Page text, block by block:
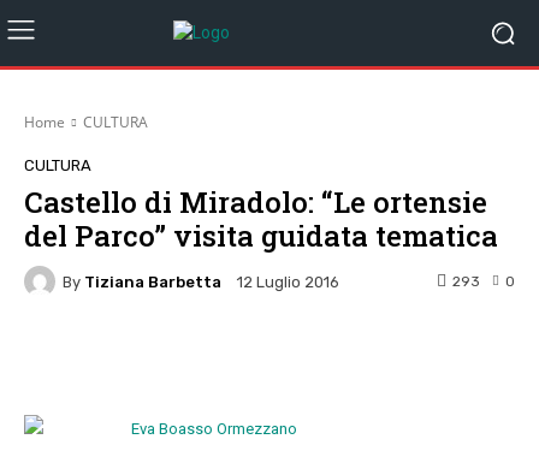
Home CULTURA
CULTURA
Castello di Miradolo: “Le ortensie
del Parco” visita guidata tematica
By Tiziana Barbetta 12 Luglio 2016 0
293